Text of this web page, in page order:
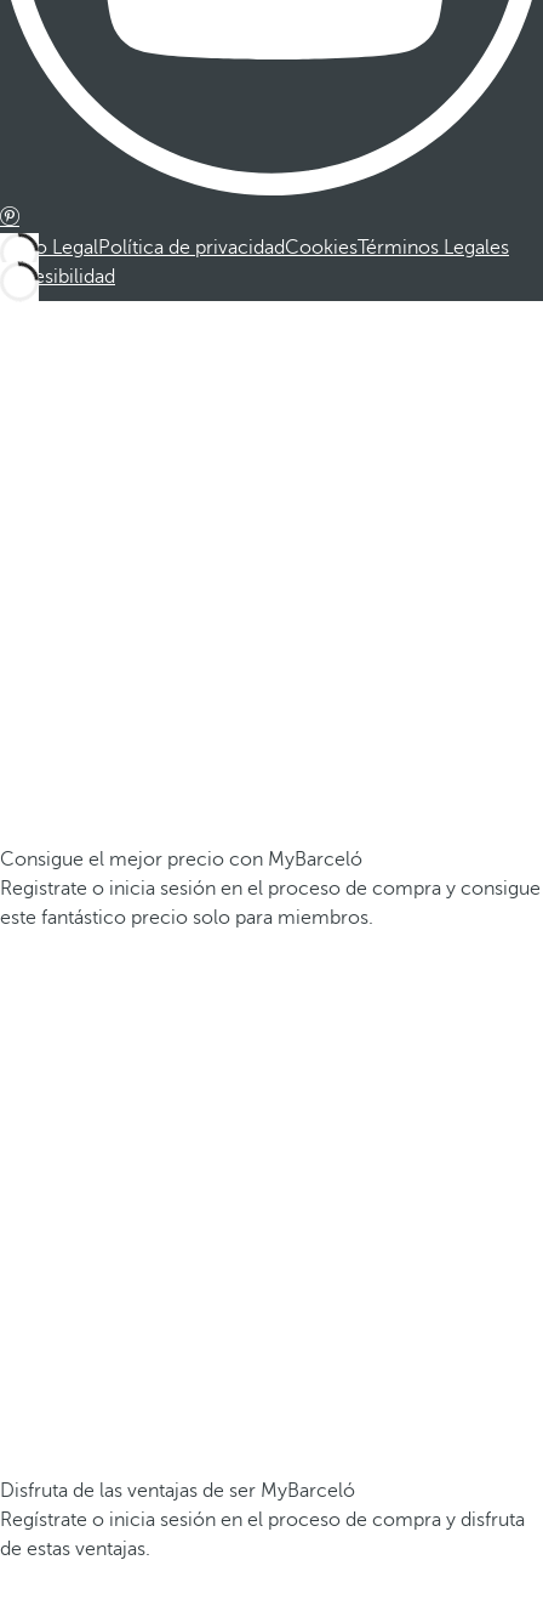
Aviso LegalPolítica de privacidadCookiesTérminos Legales
Accesibilidad
Consigue el mejor precio con MyBarceló
Registrate o inicia sesión en el proceso de compra y consigue
este fantástico precio solo para miembros.
Disfruta de las ventajas de ser MyBarceló
Regístrate o inicia sesión en el proceso de compra y disfruta
de estas ventajas.